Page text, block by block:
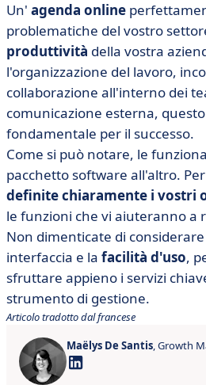
Un' agenda online
problematiche del vostro
produttività della vostra
l'organizzazione del lavoro,
collaborazione all'interno dei
comunicazione esterna,
fondamentale per il successo.
Come si può notare, le
pacchetto software all'altro.
definite chiaramente i vostri
le funzioni che vi aiuteranno a
Non dimenticate di
interfaccia e la facilità d'uso,
sfruttare appieno i servizi
strumento di gestione.
Articolo tradotto dal francese
Maëlys De Santis, Growth